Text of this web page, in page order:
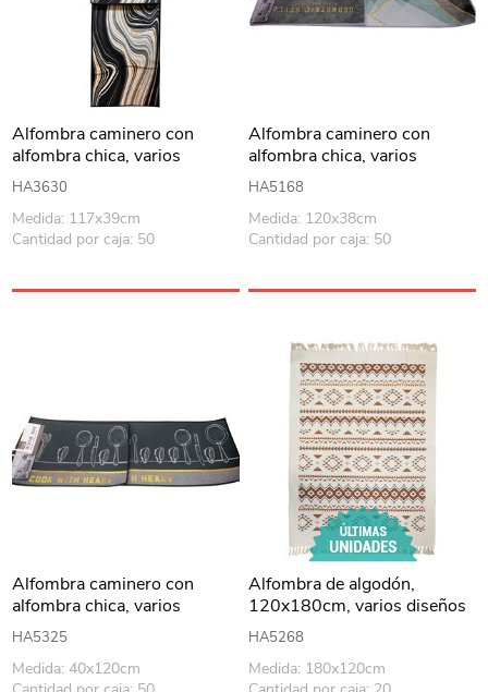
Alfombra caminero con
alfombra chica, varios
diseños
HA3630
Medida: 117x39cm
Cantidad por caja: 50
Alfombra caminero con
alfombra chica, varios
diseños
HA5168
Medida: 120x38cm
Cantidad por caja: 50
Alfombra caminero con
alfombra chica, varios
diseños
HA5325
Medida: 40x120cm
Alfombra de algodón,
120x180cm, varios diseños
HA5268
Medida: 180x120cm